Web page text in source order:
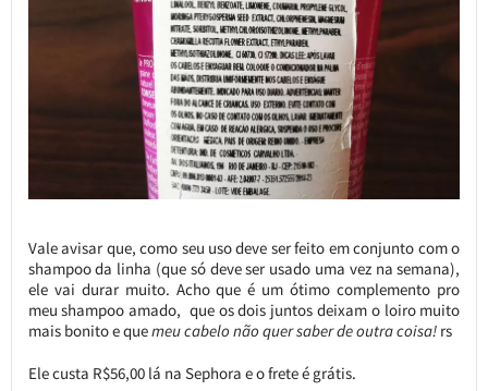
Vale avisar que, como seu uso deve ser feito em conjunto com o
shampoo da linha (que só deve ser usado uma vez na semana),
ele vai durar muito. Acho que é um ótimo complemento pro
meu shampoo amado, que os dois juntos deixam o loiro muito
mais bonito e quemeu cabelo não quer saber de outra coisa!rs
Ele custa R$56,00 lá na Sephora e o frete é grátis.